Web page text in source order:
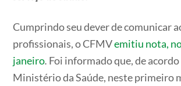
Cumprindo seu dever de comunicar
profissionais, o CFMVemitiu nota,
janeiro. Foi informado que, de acordo
Ministério da Saúde, neste primeiro